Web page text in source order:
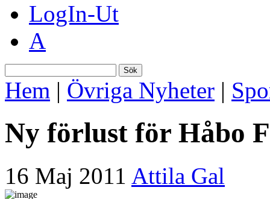
LogIn-Ut
A
Sök
Hem | Övriga Nyheter |
Ny förlust för Håbo
16 Maj 2011 Attila Gal